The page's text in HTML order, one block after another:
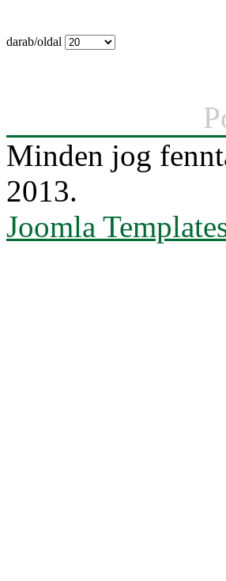
darab/oldal
Minden jog
2013.
Joomla